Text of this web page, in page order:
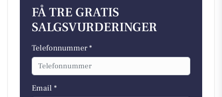
FÅ TRE GRATIS
SALGSVURDERINGER
Telefonnummer *
Email *